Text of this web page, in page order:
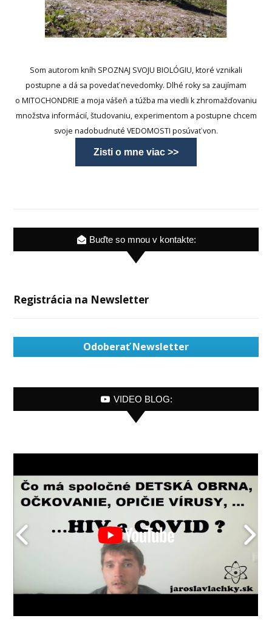
Som autorom kníh SPOZNAJ SVOJU BIOLÓGIU, ktoré vznikali
postupne a dá sa povedať nevedomky. Dlhé roky sa zaujímam
o MITOCHONDRIE a moja vášeň a túžba ma viedli k zhromažďovaniu
množstva informácií, študovaniu, experimentom a postupne chcem
svoje nadobudnuté VEDOMOSTI posúvať von.
Zisti o mne viac >>
Buďte so mnou v kontakte:
Registrácia na Newsletter
Odoberať Newsletter
VIDEO BLOG: